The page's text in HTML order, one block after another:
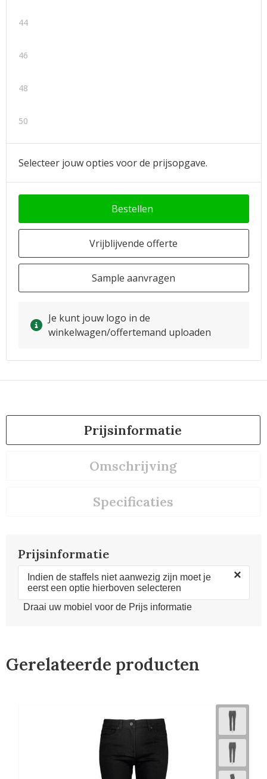
44
46
48
50
Selecteer jouw opties voor de prijsopgave.
Bestellen
Vrijblijvende offerte
Sample aanvragen
Je kunt jouw logo in de
winkelwagen/offertemand uploaden
Prijsinformatie
Omschrijving
Specificaties
Prijsinformatie
Indien de staffels niet aanwezig zijn moet je
eerst een optie hierboven selecteren
×
Draai uw mobiel voor de Prijs informatie
Gerelateerde producten